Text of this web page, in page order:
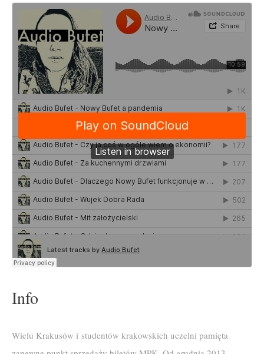
Info
Wielu Krakusów i studentów krakowskich uczelni pamięta